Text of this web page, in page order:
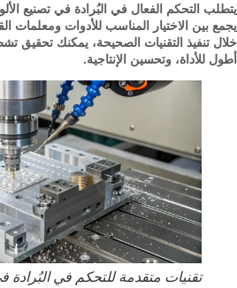
يتطلب التحكم الفعال في البُرادة في تصنيع
يجمع بين الاختيار المناسب للأدوات ومعلمات
خلال تنفيذ التقنيات الصحيحة، يمكنك
أطول للأداة، وتحسين الإنتاجية.
تقنيات متقدمة للتحكم في البُرادة